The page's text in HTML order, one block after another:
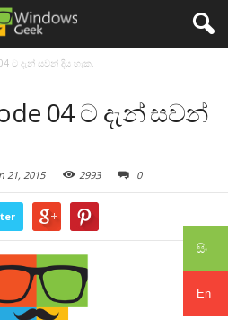
සිං
En
04 ට දැන් සවන් දිය හැක.
04 ට දැන් සවන්
21, 2015 2993 0